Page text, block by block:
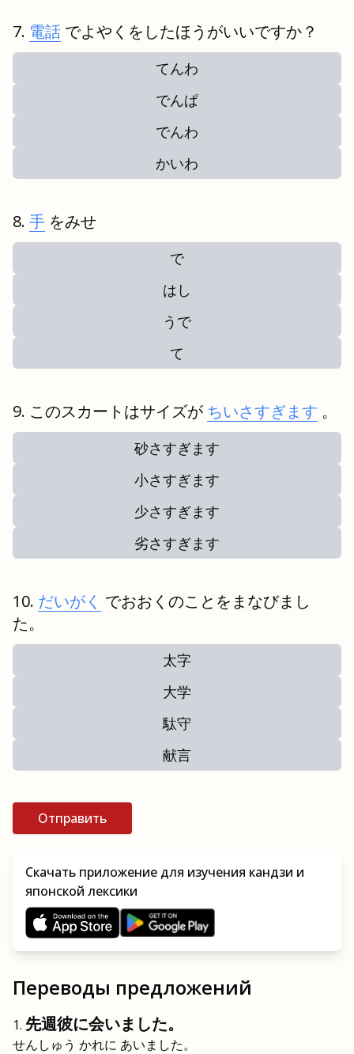
電話 でよやくをしたほうがいいですか？
てんわ
でんぱ
でんわ
かいわ
手 をみせ
で
はし
うで
て
このスカートはサイズが ちいさすぎます 。
砂さすぎます
小さすぎます
少さすぎます
劣さすぎます
だいがく でおおくのことをまなびまし
た。
太字
大学
駄守
献言
Отправить
Скачать приложение для изучения кандзи и
японской лексики
Переводы предложений
先週彼に会いました。
せんしゅう かれに あいました。